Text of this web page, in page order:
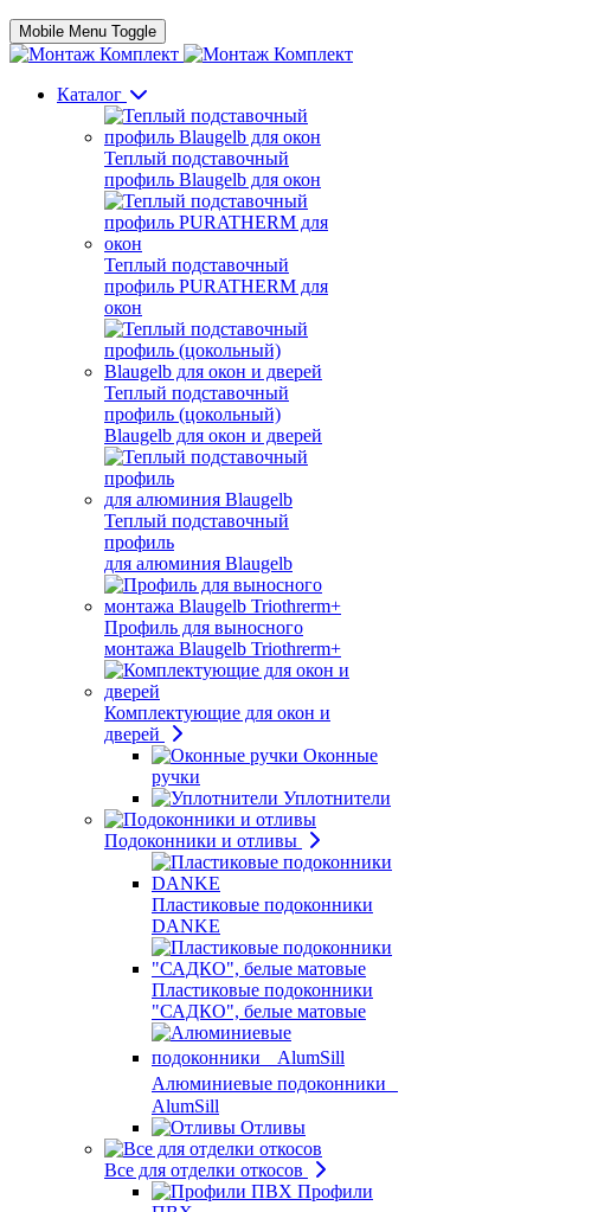
Mobile Menu Toggle
Каталог
Теплый подставочный
профиль Blaugelb для окон
Теплый подставочный
профиль PURATHERM для
окон
Теплый подставочный
профиль (цокольный)
Blaugelb для окон и дверей
Теплый подставочный
профиль
для алюминия Blaugelb
Профиль для выносного
монтажа Blaugelb Triothrerm+
Комплектующие для окон и
дверей
Оконные
ручки
Уплотнители
Подоконники и отливы
Пластиковые подоконники
DANKE
Пластиковые подоконники
"САДКО", белые матовые
Алюминиевые подоконники
AlumSill
Отливы
Все для отделки откосов
Профили